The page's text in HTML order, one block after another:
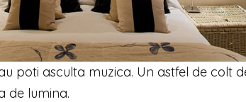
poti asculta muzica. Un astfel de colt
de lumina.